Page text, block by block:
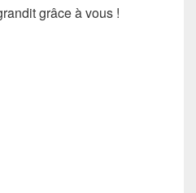
grâce à vous !